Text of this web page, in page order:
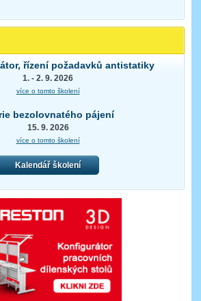
řízení požadavků antistatiky
1. - 2. 9. 2026
více o tomto školení
bezolovnatého pájení
15. 9. 2026
více o tomto školení
Kalendář školení